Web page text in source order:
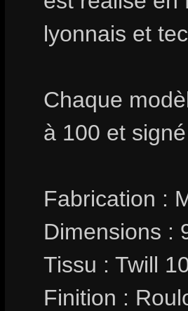
lyonnais et
Chaque
à 100 et
Fabrication :
Dimensions :
Tissu : Twill
Finition :